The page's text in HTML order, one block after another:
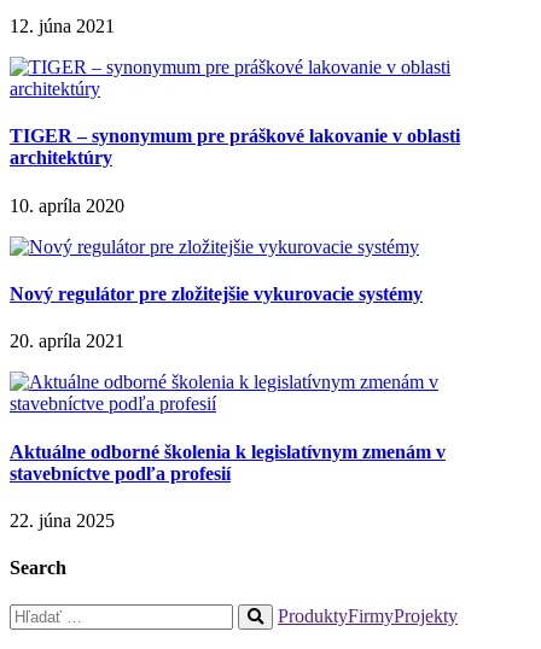
12. júna 2021
TIGER – synonymum pre práškové lakovanie v oblasti
architektúry
10. apríla 2020
Nový regulátor pre zložitejšie vykurovacie systémy
20. apríla 2021
Aktuálne odborné školenia k legislatívnym zmenám v
stavebníctve podľa profesií
22. júna 2025
Search
Hľadať:
ProduktyFirmyProjekty